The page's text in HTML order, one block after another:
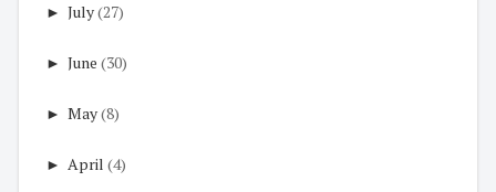
► July(27)
► June (30)
► May(8)
► April (4)